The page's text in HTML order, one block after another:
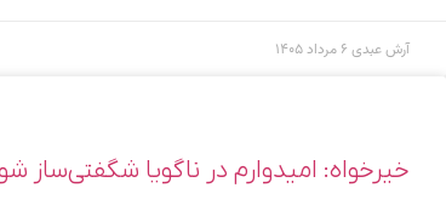
آرش عبدی ۶ مرداد ۱۴۰۵
خیرخواه: امیدوارم در ناگویا شگفتی‌ساز